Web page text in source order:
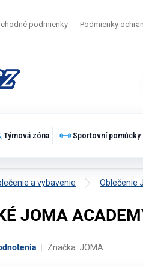
podmienky Podmienky
Týmová zóna Sportovní pomůcky
a vybavenie Oblečenie
JOMA
Značka: JOMA